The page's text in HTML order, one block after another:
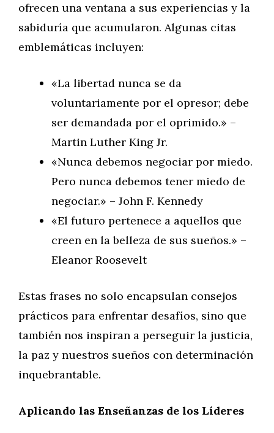
ofrecen una ventana a sus experiencias y la
sabiduría que acumularon. Algunas citas
emblemáticas incluyen:
«La libertad nunca se da
voluntariamente por el opresor; debe
ser demandada por el oprimido.» –
Martin Luther King Jr.
«Nunca debemos negociar por miedo.
Pero nunca debemos tener miedo de
negociar.» – John F. Kennedy
«El futuro pertenece a aquellos que
creen en la belleza de sus sueños.» –
Eleanor Roosevelt
Estas frases no solo encapsulan consejos
prácticos para enfrentar desafíos, sino que
también nos inspiran a perseguir la justicia,
la paz y nuestros sueños con determinación
inquebrantable.
Aplicando las Enseñanzas de los Líderes